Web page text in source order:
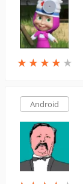
★ ★ ★ ★ ★
★ ★ ★ ★ ★
Android